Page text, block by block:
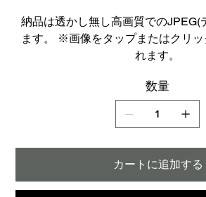
納品は透かし無し高画質でのJPEG(
ます。 ※画像をタップまたはクリ
れます。
数量
カートに追加する